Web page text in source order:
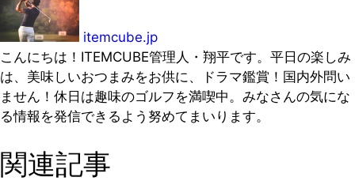
itemcube.jp
こんにちは！ITEMCUBE管理人・翔平です。平日の楽しみ
は、美味しいおつまみをお供に、ドラマ鑑賞！国内外問い
ません！休日は趣味のゴルフを満喫中。みなさんの気にな
る情報を発信できるよう努めてまいります。
関連記事